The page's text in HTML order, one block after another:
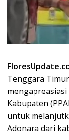
Tenggara
Kabupaten
untuk
Adonara dari